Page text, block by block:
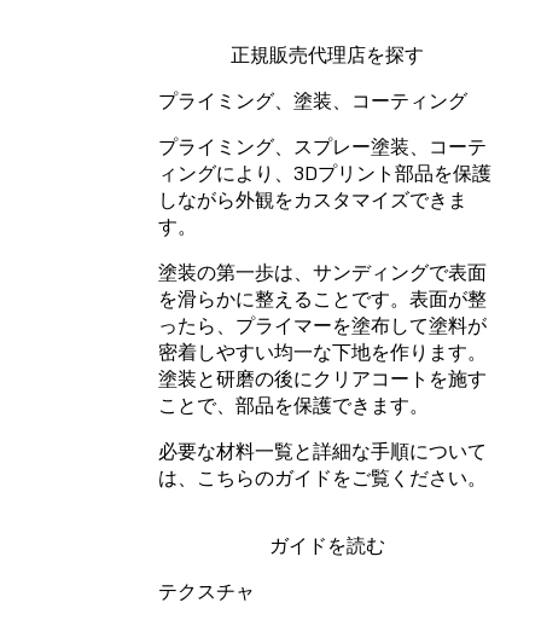
正規販売代理店を探す
プライミング、塗装、コーティング
プライミング、スプレー塗装、コーテ
ィングにより、3Dプリント部品を保護
しながら外観をカスタマイズできま
す。
塗装の第一歩は、サンディングで表面
を滑らかに整えることです。表面が整
ったら、プライマーを塗布して塗料が
密着しやすい均一な下地を作ります。
塗装と研磨の後にクリアコートを施す
ことで、部品を保護できます。
必要な材料一覧と詳細な手順について
は、こちらのガイドをご覧ください。
ガイドを読む
テクスチャ